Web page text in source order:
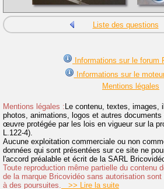
Liste des questions
Informations sur le forum
Informations sur le
Mentions légales
Mentions légales : Le contenu, textes, images,
photos, animations, logos et autres
œuvre protégée par les lois en vigueur sur la
L.122-4).
Aucune exploitation commerciale ou non
données qui sont présentées sur ce site ne
l'accord préalable et écrit de la SARL
Toute reproduction même partielle du contenu
de la marque Bricovidéo sans autorisation
à des poursuites. >> Lire la suite